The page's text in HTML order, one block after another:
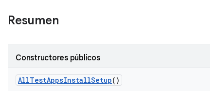
Resumen
Constructores públicos
AllTestAppsInstallSetup()